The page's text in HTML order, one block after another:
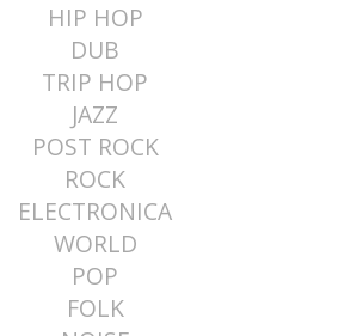
HIP HOP
DUB
TRIP HOP
JAZZ
POST ROCK
ROCK
ELECTRONICA
WORLD
POP
FOLK